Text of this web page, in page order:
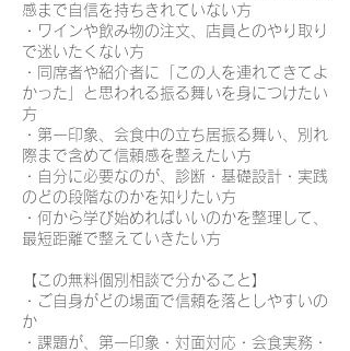
感まで自信を持ちきれていない方
・ワインや飲み物の注文、店員とのやり取り
で迷いたくない方
・同席者や紹介者に「この人を連れてきてよ
かった」と思われる振る舞いを身につけたい
方
・第一印象、会食中の立ち居振る舞い、別れ
際まで含めて信頼感を整えたい方
・自分に必要なのが、診断・基礎設計・実践
のどの段階なのかを知りたい方
・何から学び始めればいいのかを整理して、
最短距離で整えていきたい方
【この無料個別相談で分かること】
・ご自身がどの場面で信頼を落としやすいの
か
・課題が、第一印象・対面対応・会食実務・